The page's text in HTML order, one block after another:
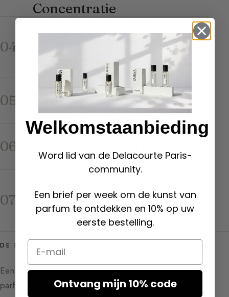
Concentratie
04
Eau de Cologne:
Geschiedenis, Deugden en
Complete Gids
05
CONCENTRATIES & DOSERINGEN
Eau de Toilette: Definitie,
Sillage en Toepassing
06
CONCENTRATIES & DOSERINGEN
Sillage en Verschillen
07
CONCENTRATIES & DOSERINGEN
Parfumconcentratie:
Verschillen EDT, EDP,
Extract en Gids
DE PARFUMGIDS VAN SYLVAINE DELACOURTE
Een uitnodiging om de kunst van het
parfum te verkennen en te begrijpen.
Welkomstaanbieding
Word lid van de Delacourte Paris-
community.
Een brief per week om de kunst van
parfum te ontdekken en 10% op uw
eerste bestelling.
Email
Ontvang mijn 10% code